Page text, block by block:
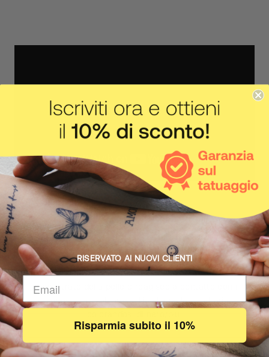
IL CORPO FA IL SUO LAVORO
Come funziona
Il nostro inchiostro naturale Inkster viene assorbito dal
primo strato della pelle e reagisce a contatto con i
composti naturali presenti nella pelle e nell'aria,
RISERVATO AI NUOVI CLIENTI
Risparmia subito il 10%